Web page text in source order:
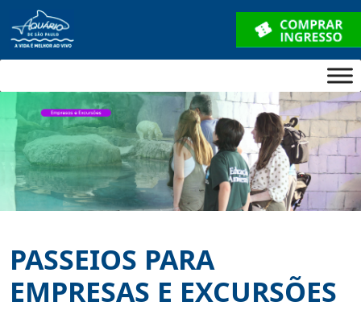
PASSEIOS PARA
EMPRESAS E EXCURSÕES